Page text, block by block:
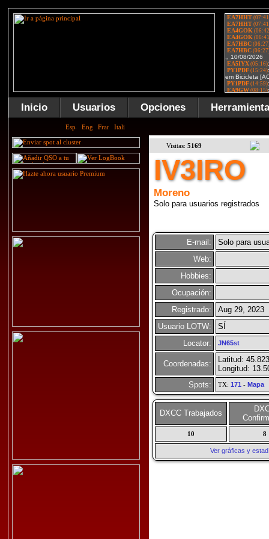
Inicio Usuarios Opciones
Visitas: 5169
IV3IRO
Moreno
Solo para usuarios registrados
E-mail:
Solo para
Web:
Hobbies:
Ocupación:
Registrado:
Aug 29, 2023
Usuario LOTW:
SÍ
Locator:
JN65st
Coordenadas:
Latitud:
Longitud:
Spots:
TX: 171 - Mapa
DXCC Trabajados
10 8
Ver gráficas y